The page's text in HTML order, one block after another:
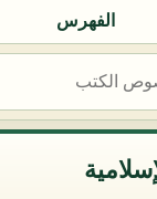
الفهرس